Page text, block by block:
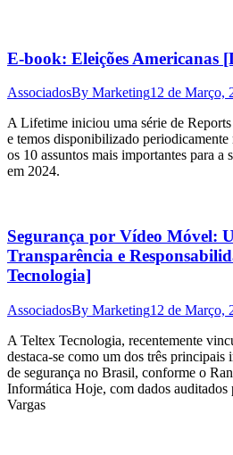
E-book: Eleições Americanas
AssociadosBy Marketing12 de Março,
A Lifetime iniciou uma série de
e temos disponibilizado periodicamente
os 10 assuntos mais importantes para a
em 2024.
Segurança por Vídeo Móvel:
Transparência e
Tecnologia]
AssociadosBy Marketing12 de Março,
A Teltex Tecnologia, recentemente
destaca-se como um dos três principais
de segurança no Brasil, conforme o
Informática Hoje, com dados auditados
Vargas